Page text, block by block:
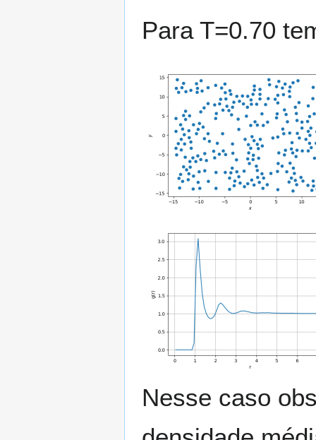
Para T=0.70
Nesse caso